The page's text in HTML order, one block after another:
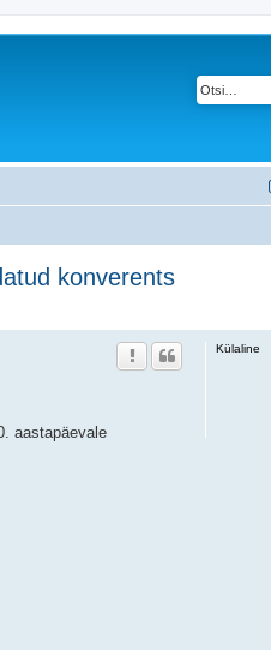
konverents
Külaline
aastapäevale